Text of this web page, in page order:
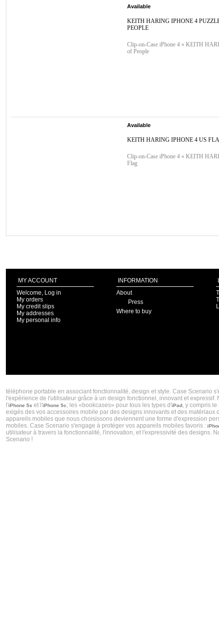
Available
KEITH HARING IPHONE 4
PEOPLE
Clip-on-Case iPhone 4 « KEITH
of People
Available
KEITH HARING IPHONE 4 US
Clip-on-Case iPhone 4 « KEITH
Flag
MY ACCOUNT
Welcome, Log in
My orders
My credit slips
My addresses
My personal info
INFORMATION
About
Press
Where to buy
téléphone portable en associant fonctionnalité, design et style. Case Scenario
l'expérience de l'utilisateur grâce à un design fonctionnel, innovant et
l'iPhone 5s et l'iPhone 5c; les «bookcases» pour tous les types d'iPad, y compris
exigés des vos accessoires mobile par des designs innovants et des
appareils mobiles que nous choisissons deviennent une forme d'expression
mobiles. Case Scenario s'engage à protéger vos appareils mobiles favoris :
utilisateur à travers la fonctionnalité, l'innovation, et l'expressivité des designs.
Scenario !